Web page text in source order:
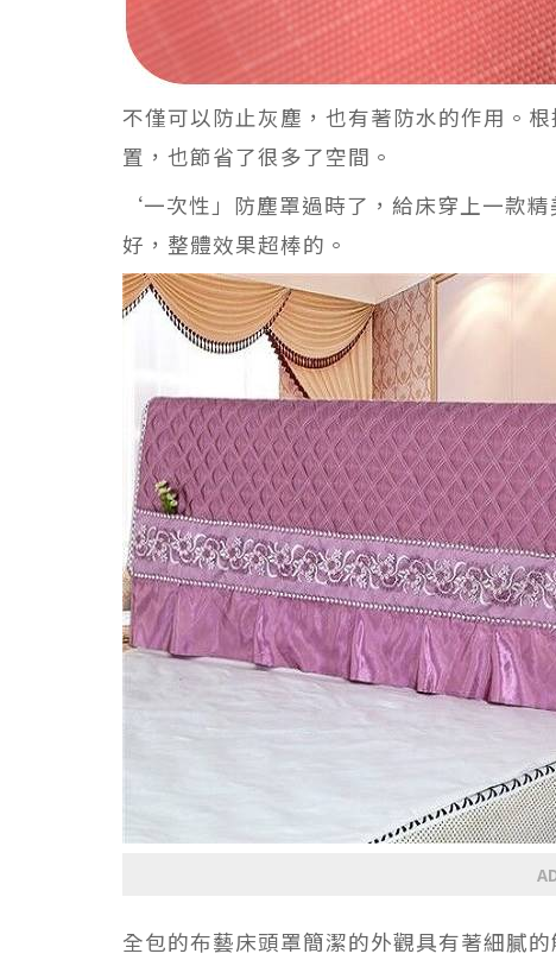
不僅可以防止灰塵，也有著防水的作用。
置，也節省了很多了空間。
‘一次性」防塵罩過時了，給床穿上一款
好，整體效果超棒的。
全包的布藝床頭罩簡潔的外觀具有著細膩